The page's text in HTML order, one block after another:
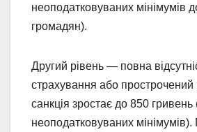
неоподатковуваних мінімумів
громадян).
Другий рівень — повна
страхування або прострочений
санкція зростає до 850 гривень
неоподатковуваних